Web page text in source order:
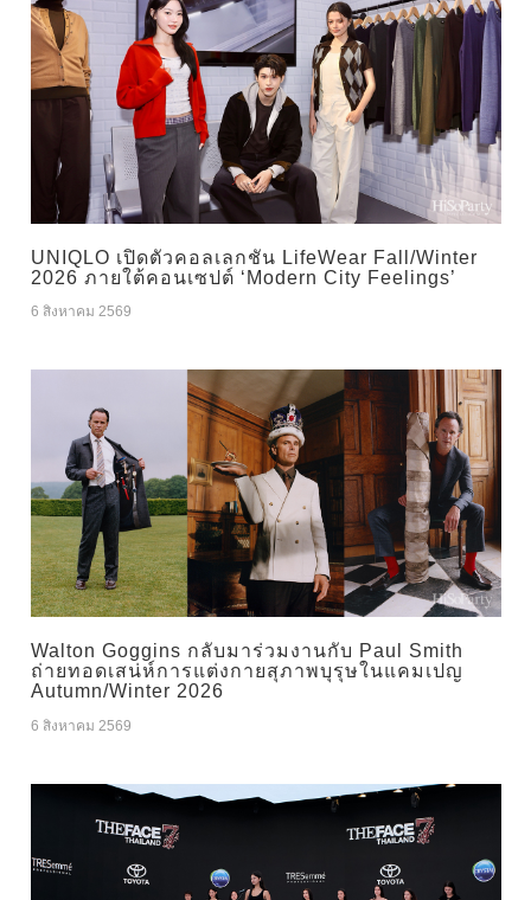
UNIQLO เปิดตัวคอลเลกชัน LifeWear Fall/Winter
2026 ภายใต้คอนเซปต์ ‘Modern City Feelings’
6 สิงหาคม 2569
Walton Goggins กลับมาร่วมงานกับ Paul Smith
ถ่ายทอดเสน่ห์การแต่งกายสุภาพบุรุษในแคมเปญ
Autumn/Winter 2026
6 สิงหาคม 2569